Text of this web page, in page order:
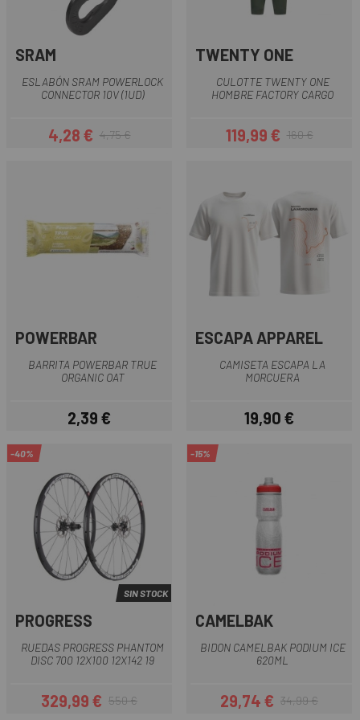
SRAM
ESLABÓN SRAM POWERLOCK
CONNECTOR 10V (1UD)
Precio
4,28 €Precio regular
4,75 €
TWENTY ONE
CULOTTE TWENTY ONE
HOMBRE FACTORY CARGO
Precio
119,99 €Precio regular
160 €
POWERBAR
BARRITA POWERBAR TRUE
ORGANIC OAT
Precio
2,39 €
ESCAPA APPAREL
CAMISETA ESCAPA LA
MORCUERA
Precio
19,90 €
-40%
SIN STOCK
PROGRESS
RUEDAS PROGRESS PHANTOM
DISC 700 12X100 12X142 19
Precio
329,99 €Precio regular
550 €
-15%
CAMELBAK
BIDON CAMELBAK PODIUM ICE
620ML
Precio
29,74 €Precio regular
34,99 €